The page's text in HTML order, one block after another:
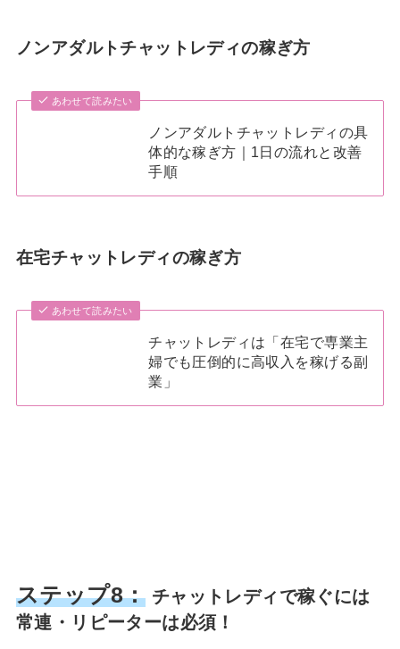
ノンアダルトチャットレディの稼ぎ方
あわせて読みたい
ノンアダルトチャットレディの具
体的な稼ぎ方｜1日の流れと改善
手順
在宅チャットレディの稼ぎ方
あわせて読みたい
チャットレディは「在宅で専業主
婦でも圧倒的に高収入を稼げる副
業」
ステップ8： チャットレディで稼ぐには
常連・リピーターは必須！